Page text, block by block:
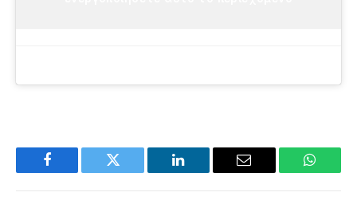
Facebook Twitter LinkedIn Email